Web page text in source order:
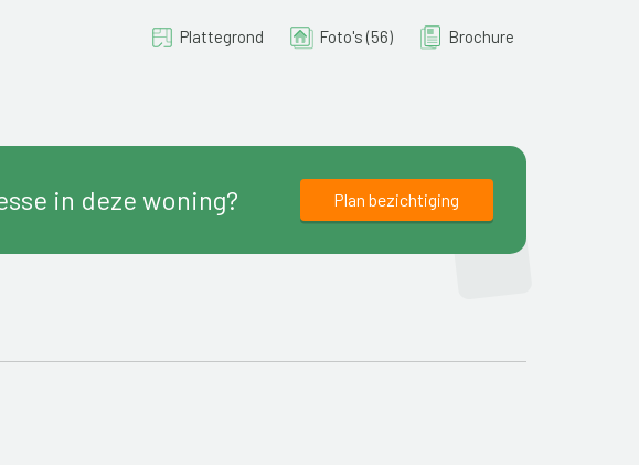
Plattegrond Foto's (56) Brochure
in deze woning? Plan bezichtiging